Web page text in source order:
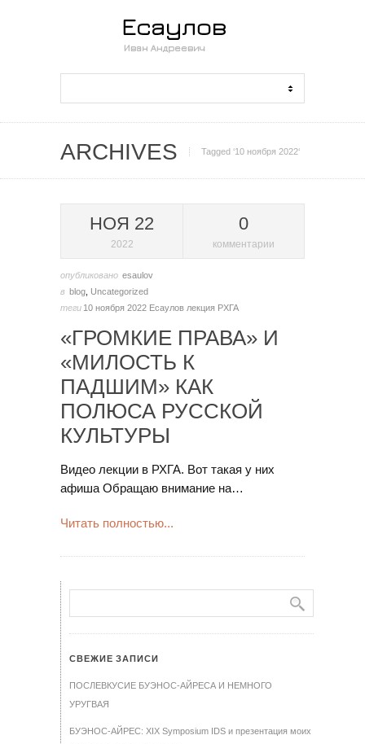
ARCHIVES Tagged ‘10 ноября 2022‘
НОЯ 22
2022
0
комментарии
опубликовано esaulov
в blog Uncategorized
теги 10 ноября 2022 Есаулов лекция РХГА
«ГРОМКИЕ ПРАВА» И
«МИЛОСТЬ К
ПАДШИМ» КАК
ПОЛЮСА РУССКОЙ
КУЛЬТУРЫ
Видео лекции в РХГА. Вот такая у них
афиша Обращаю внимание на…
Читать полностью...
СВЕЖИЕ ЗАПИСИ
ПОСЛЕВКУСИЕ БУЭНОС-АЙРЕСА И НЕМНОГО
УРУГВАЯ
БУЭНОС-АЙРЕС: XIX Symposium IDS и презентация моих